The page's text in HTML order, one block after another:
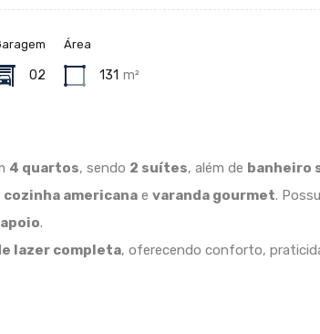
02
Área
131 m²
4 quartos, sendo 2 suítes, além de banheiro
cozinha americana e varanda gourmet.
.
lazer completa, oferecendo conforto,